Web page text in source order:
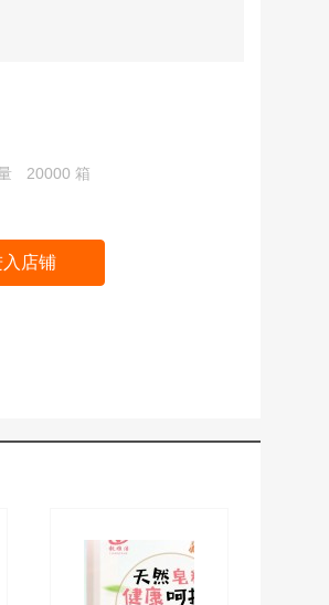
20000 箱
入店铺